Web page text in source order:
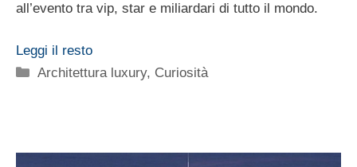
all’evento tra vip, star e miliardari di tutto il mondo.
Leggi il resto
Categorie
Architettura luxury, Curiosità